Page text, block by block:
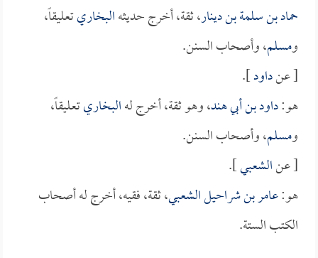
حماد بن سلمة بن دينار، ثقة، أخرج حديثهالبخاريتعليقاً،
ومسلم، وأصحاب السنن.
[ عنداود].
هو:داود بن أبي هند، وهو ثقة، أخرج لهالبخاريتعليقاً،
ومسلم، وأصحاب السنن.
[ عنالشعبي].
هو:عامر بن شراحيل الشعبي، ثقة، فقيه، أخرج له أصحاب
الكتب الستة.